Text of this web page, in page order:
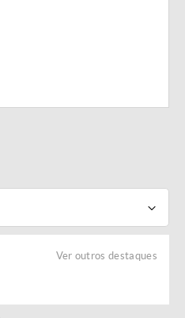
Ver outros destaques